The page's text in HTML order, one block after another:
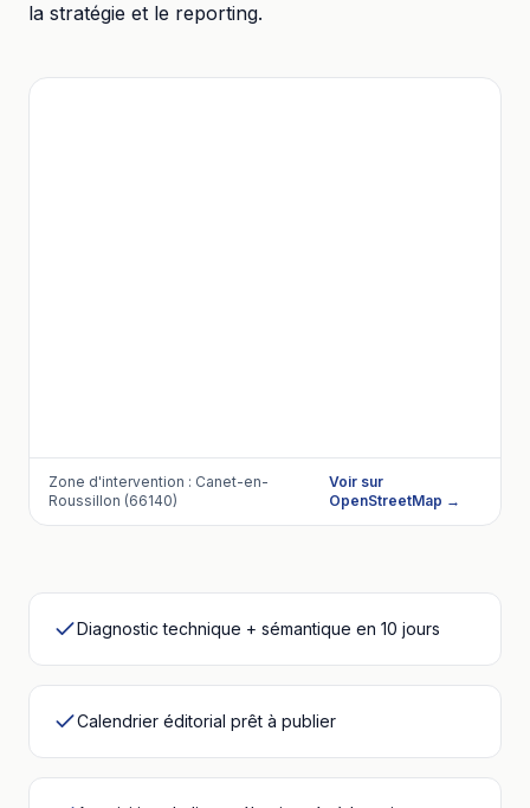
la stratégie et le reporting.
Zone d'intervention : Canet-en-
Roussillon (66140)
Voir sur
OpenStreetMap →
Diagnostic technique + sémantique en 10 jours
Calendrier éditorial prêt à publier